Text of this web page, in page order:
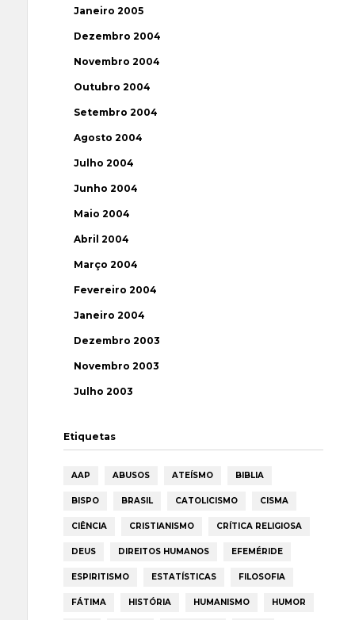
Janeiro 2005
Dezembro 2004
Novembro 2004
Outubro 2004
Setembro 2004
Agosto 2004
Julho 2004
Junho 2004
Maio 2004
Abril 2004
Março 2004
Fevereiro 2004
Janeiro 2004
Dezembro 2003
Novembro 2003
Julho 2003
Etiquetas
AAP ABUSOS ATEÍSMO BIBLIA
BISPO BRASIL CATOLICISMO CISMA
CIÊNCIA CRISTIANISMO CRÍTICA RELIGIOSA
DEUS DIREITOS HUMANOS EFEMÉRIDE
ESPIRITISMO ESTATÍSTICAS FILOSOFIA
FÁTIMA HISTÓRIA HUMANISMO HUMOR